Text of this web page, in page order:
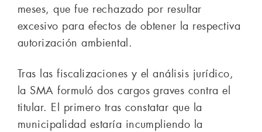
meses, que fue rechazado por resultar
excesivo para efectos de obtener la respectiva
autorización ambiental.
Tras las fiscalizaciones y el análisis jurídico,
la SMA formuló dos cargos graves contra el
titular. El primero tras constatar que la
municipalidad estaría incumpliendo la